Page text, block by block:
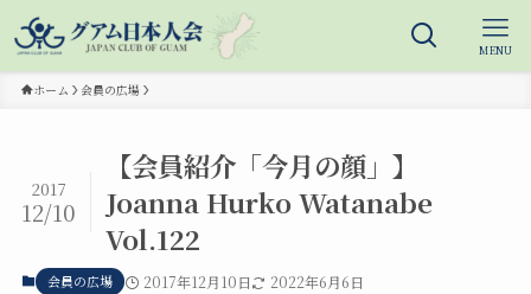
MENU
ホーム 会員の広場
【会員紹介「今月の顔」】
Joanna Hurko Watanabe
Vol.122
2017
12/10
会員の広場 2017年12月10日 2022年6月6日